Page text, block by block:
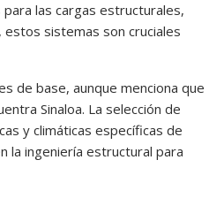
las cargas estructurales,
sistemas son cruciales
de base, aunque menciona que
Sinaloa. La selección de
y climáticas específicas de
la ingeniería estructural para